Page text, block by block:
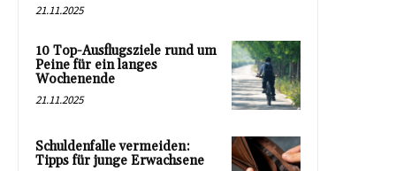
21.11.2025
10 Top-Ausflugsziele rund um
Peine für ein langes
Wochenende
21.11.2025
Schuldenfalle vermeiden:
Tipps für junge Erwachsene